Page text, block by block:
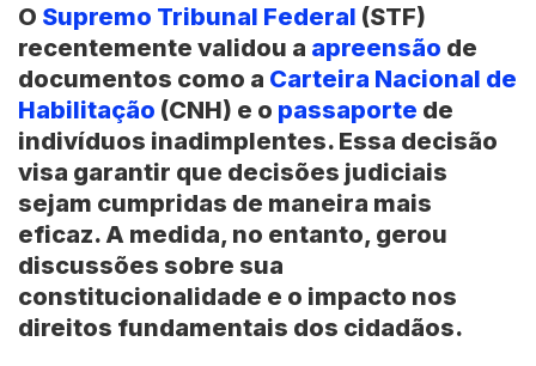
O Supremo Tribunal Federal (STF)
recentemente validou a apreensão de
documentos como a Carteira Nacional de
Habilitação (CNH) e o passaporte de
indivíduos inadimplentes. Essa decisão
visa garantir que decisões judiciais
sejam cumpridas de maneira mais
eficaz. A medida, no entanto, gerou
discussões sobre sua
constitucionalidade e o impacto nos
direitos fundamentais dos cidadãos.